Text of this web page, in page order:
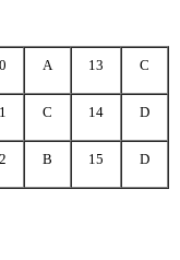
A 13 C
C 14 D
B 15 D